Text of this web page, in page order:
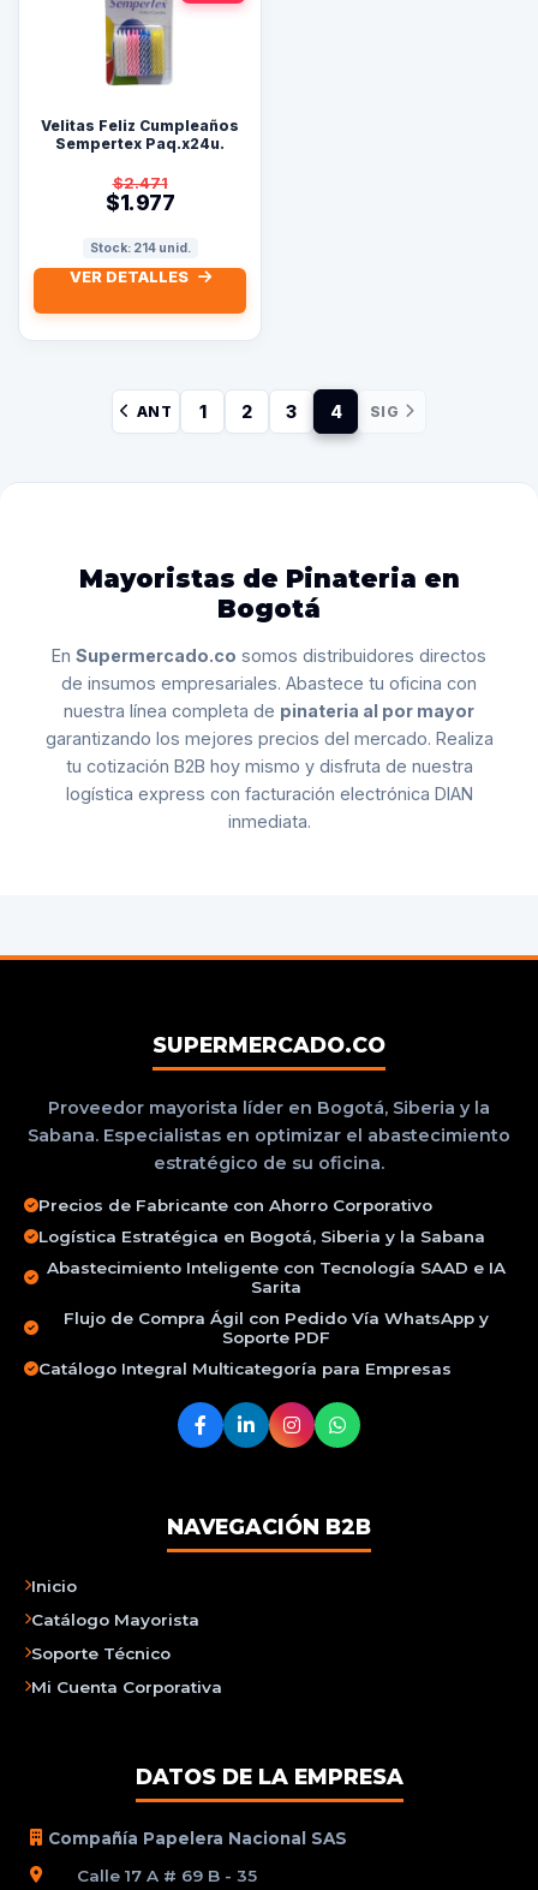
Velitas Feliz Cumpleaños
Sempertex Paq.x24u.
$2.471
$1.977
Stock: 214 unid.
VER DETALLES
ANT 1 2 3 4 SIG
Mayoristas de Pinateria en
Bogotá
En Supermercado.co somos distribuidores directos
de insumos empresariales. Abastece tu oficina con
nuestra línea completa de pinateria al por mayor
garantizando los mejores precios del mercado. Realiza
tu cotización B2B hoy mismo y disfruta de nuestra
logística express con facturación electrónica DIAN
inmediata.
SUPERMERCADO.CO
Proveedor mayorista líder en Bogotá, Siberia y la
Sabana. Especialistas en optimizar el abastecimiento
estratégico de su oficina.
Precios de Fabricante con Ahorro Corporativo
Logística Estratégica en Bogotá, Siberia y la Sabana
Abastecimiento Inteligente con Tecnología SAAD e IA
Sarita
Flujo de Compra Ágil con Pedido Vía WhatsApp y
Soporte PDF
Catálogo Integral Multicategoría para Empresas
NAVEGACIÓN B2B
Inicio
Catálogo Mayorista
Soporte Técnico
Mi Cuenta Corporativa
DATOS DE LA EMPRESA
Compañía Papelera Nacional SAS
Calle 17 A # 69 B - 35